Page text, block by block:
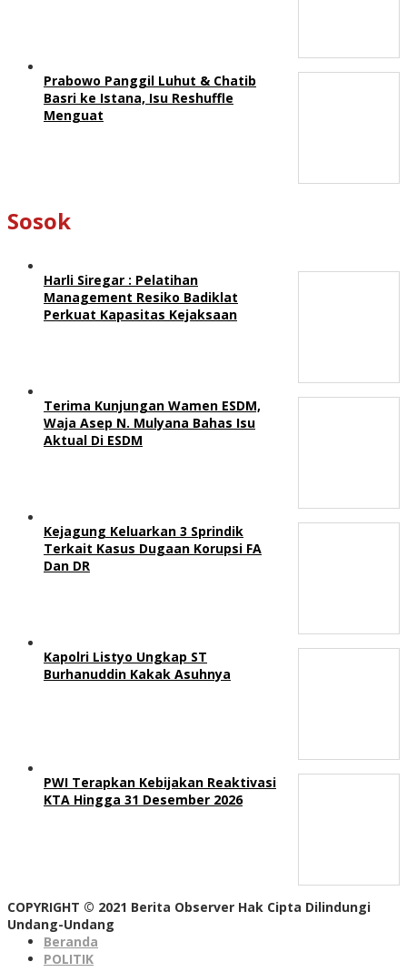
Prabowo Panggil Luhut & Chatib
Basri ke Istana, Isu Reshuffle
Menguat
Sosok
Harli Siregar : Pelatihan
Management Resiko Badiklat
Perkuat Kapasitas Kejaksaan
Terima Kunjungan Wamen ESDM,
Waja Asep N. Mulyana Bahas Isu
Aktual Di ESDM
Kejagung Keluarkan 3 Sprindik
Terkait Kasus Dugaan Korupsi FA
Dan DR
Kapolri Listyo Ungkap ST
Burhanuddin Kakak Asuhnya
PWI Terapkan Kebijakan Reaktivasi
KTA Hingga 31 Desember 2026
COPYRIGHT © 2021 Berita Observer Hak Cipta Dilindungi
Undang-Undang
Beranda
POLITIK